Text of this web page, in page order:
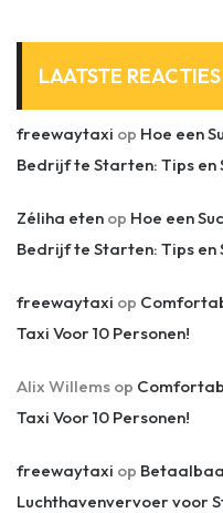
LAATSTE REACTIES
freewaytaxi op Hoe een
Bedrijf te Starten: Tips en
Zéliha eten op Hoe een
Bedrijf te Starten: Tips en
freewaytaxi op
Taxi Voor 10 Personen!
Alix Willems op
Taxi Voor 10 Personen!
freewaytaxi op
Luchthavenvervoer voor